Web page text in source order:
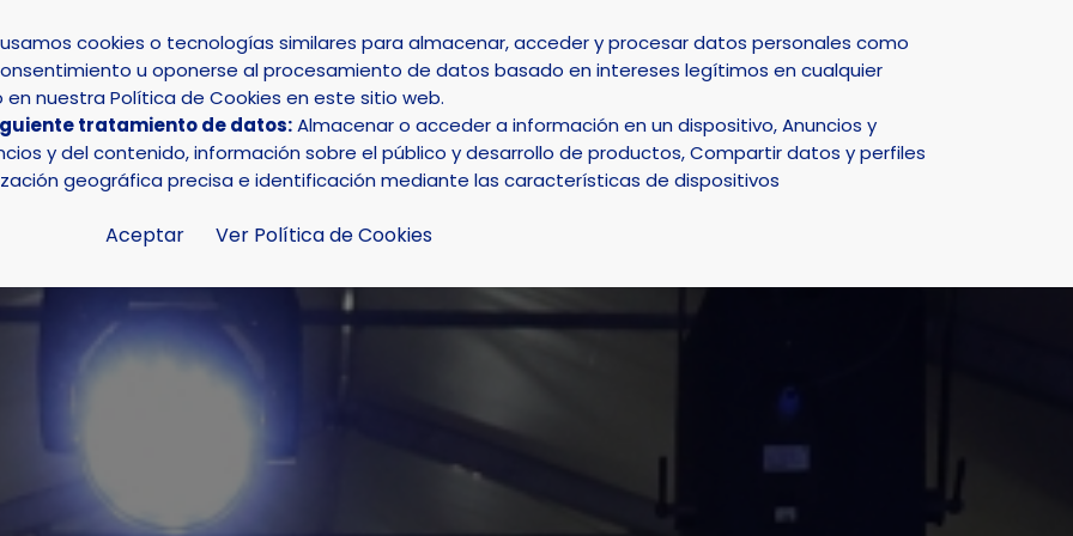
Select Language
INICIO AYUNTAMIENTO LA NUCÍA DEPORTE NATURALEZA SMART CITY
cookies o tecnologías similares para almacenar, acceder y procesar datos personales como
u oponerse al procesamiento de datos basado en intereses legítimos en cualquier
nuestra Política de Cookies en este sitio web.
tratamiento de datos:Almacenar o acceder a información en un dispositivo, Anuncios y
y del contenido, información sobre el público y desarrollo de productos, Compartir datos y perfiles
geográfica precisa e identificación mediante las características de dispositivos
Aceptar Ver Política de Cookies
Oktoberfest de La Nucía 2025